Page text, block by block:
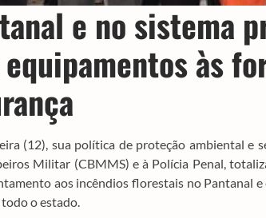
e no sistema
às
(12), sua política de proteção ambiental e
Militar (CBMMS) e à Polícia Penal,
aos incêndios florestais no Pantanal
o estado.